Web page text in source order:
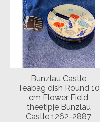
Bunzlau Castle
Teabag dish Round 10
cm Flower Field
theetipje Bunzlau
Castle 1262-2887